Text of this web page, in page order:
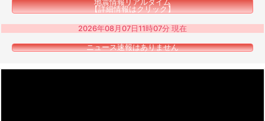
地震情報リアルタイム
【詳細情報はクリック】
2026年08月07日11時07分 現在
ニュース速報はありません